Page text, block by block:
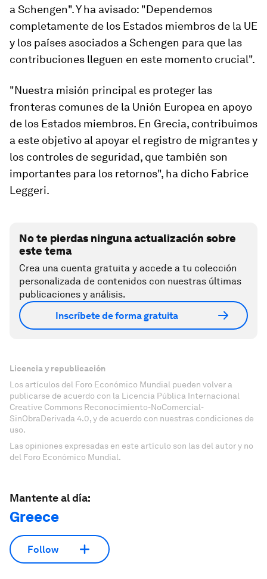
a Schengen". Y ha avisado: "Dependemos
completamente de los Estados miembros de la UE
y los países asociados a Schengen para que las
contribuciones lleguen en este momento crucial".
"Nuestra misión principal es proteger las
fronteras comunes de la Unión Europea en apoyo
de los Estados miembros. En Grecia, contribuimos
a este objetivo al apoyar el registro de migrantes y
los controles de seguridad, que también son
importantes para los retornos", ha dicho Fabrice
Leggeri.
No te pierdas ninguna actualización sobre
este tema
Crea una cuenta gratuita y accede a tu colección
personalizada de contenidos con nuestras últimas
publicaciones y análisis.
Inscríbete de forma gratuita
Licencia y republicación
Los artículos del Foro Económico Mundial pueden volver a
publicarse de acuerdo con la Licencia Pública Internacional
Creative Commons Reconocimiento-NoComercial-
SinObraDerivada 4.0, y de acuerdo con nuestras condiciones de
uso.
Las opiniones expresadas en este artículo son las del autor y no
del Foro Económico Mundial.
Mantente al día:
Greece
Follow